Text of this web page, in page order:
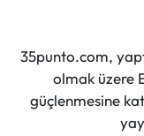
35punto.com,
olmak üzere
güçlenmesine